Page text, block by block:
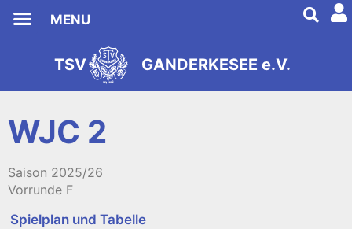
MENU
TSV
seit1892
GANDERKESEE e.V.
WJC 2
Saison 2025/26
Vorrunde F
Spielplan und Tabelle